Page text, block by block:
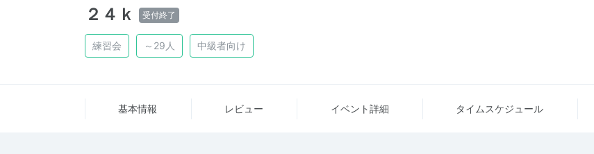
２４ｋ
受付終了
練習会 ～29人 中級者向け
基本情報 レビュー イベント詳細 タイム スケジュール